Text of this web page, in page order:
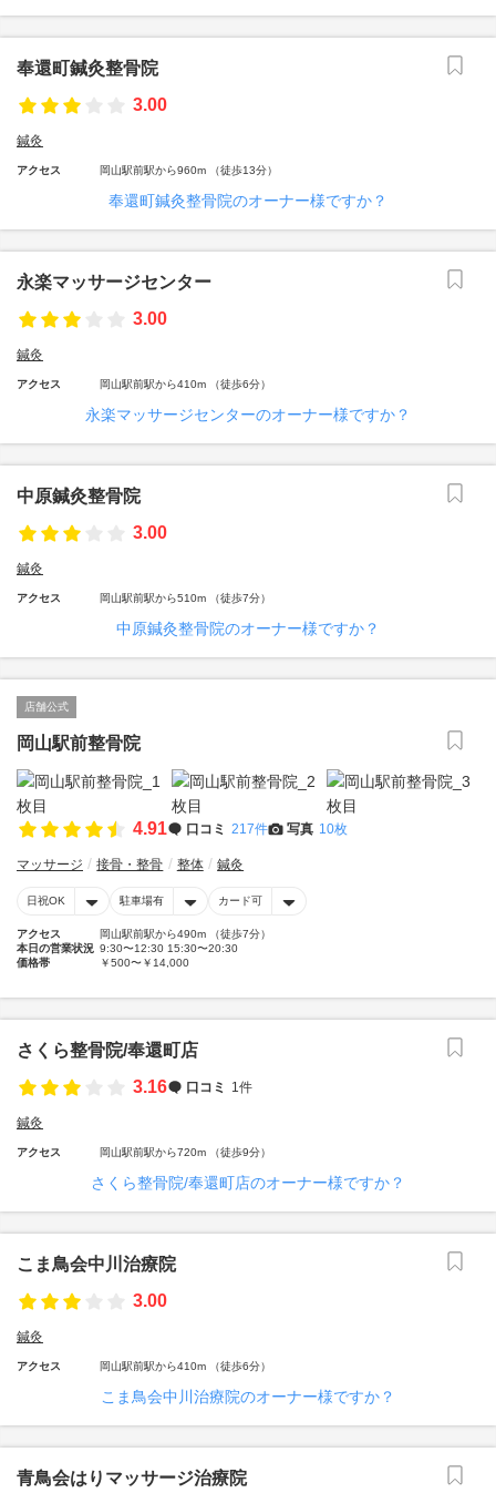
奉還町鍼灸整骨院
3.00
鍼灸
アクセス 岡山駅前駅から960m （徒歩13分）
奉還町鍼灸整骨院のオーナー様ですか？
永楽マッサージセンター
3.00
鍼灸
アクセス 岡山駅前駅から410m （徒歩6分）
永楽マッサージセンターのオーナー様ですか？
中原鍼灸整骨院
3.00
鍼灸
アクセス 岡山駅前駅から510m （徒歩7分）
中原鍼灸整骨院のオーナー様ですか？
店舗公式
岡山駅前整骨院
4.91 口コミ 217件 写真 10枚
マッサージ 接骨・整骨 整体 鍼灸
日祝OK 駐車場有 カード可
アクセス
岡山駅前駅から490m （徒歩7分）
本日の営業状況 9:30〜12:30 15:30〜20:30
価格帯
￥500〜￥14,000
さくら整骨院/奉還町店
3.16
口コミ 1件
鍼灸
アクセス 岡山駅前駅から720m （徒歩9分）
さくら整骨院/奉還町店のオーナー様ですか？
こま鳥会中川治療院
3.00
鍼灸
アクセス 岡山駅前駅から410m （徒歩6分）
こま鳥会中川治療院のオーナー様ですか？
青鳥会はりマッサージ治療院